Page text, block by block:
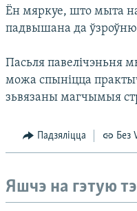
Ён мяркуе, што мыта
падвышана да ўзроўню
Пасьля павелічэньня
можа спыніцца
зьвязаны магчымыя
Падзяліцца Без
Яшчэ на гэтую